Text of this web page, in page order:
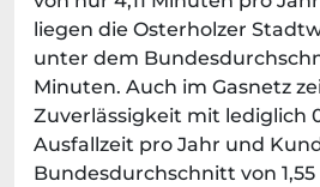
liegen die Osterholzer
unter dem
Minuten. Auch im Gasnetz
Zuverlässigkeit mit lediglich
Ausfallzeit pro Jahr und
Bundesdurchschnitt von